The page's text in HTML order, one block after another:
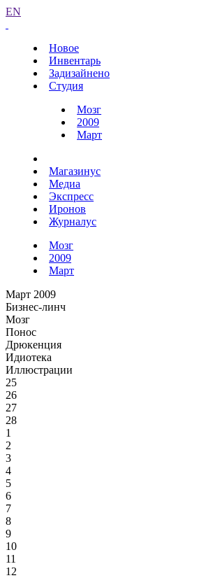
EN
Новое
Инвентарь
Задизайнено
Студия
Мозг
2009
Март
Магазинус
Медиа
Экспресс
Иронов
Журналус
Мозг
2009
Март
Март 2009
Бизнес-линч
Мозг
Понос
Дрюкенция
Идиотека
Иллюстрации
25
26
27
28
1
2
3
4
5
6
7
8
9
10
11
12